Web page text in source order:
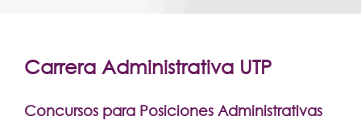
Postgrados
Facultades
Carrera Administrativa UTP
Concursos para Posiciones Administrativas